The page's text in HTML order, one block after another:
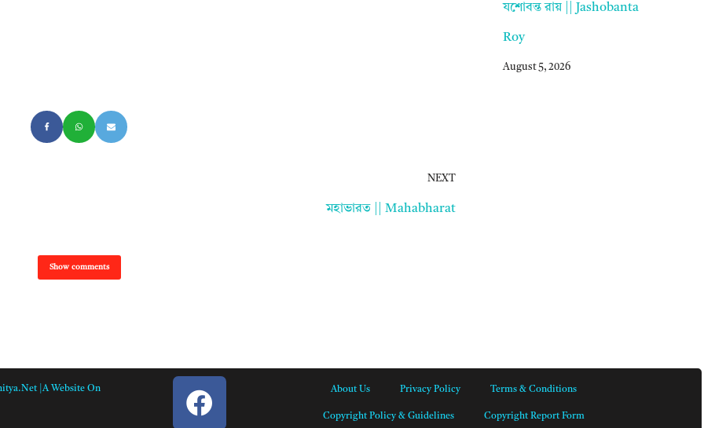
NEXT
মহাভারত || Mahabharat
Show comments
যশোবন্ত রায় || Jashobanta
Roy
August 5, 2026
|A Website On About Us Privacy Policy Terms & Conditions
Copyright Policy & Guidelines Copyright Report Form